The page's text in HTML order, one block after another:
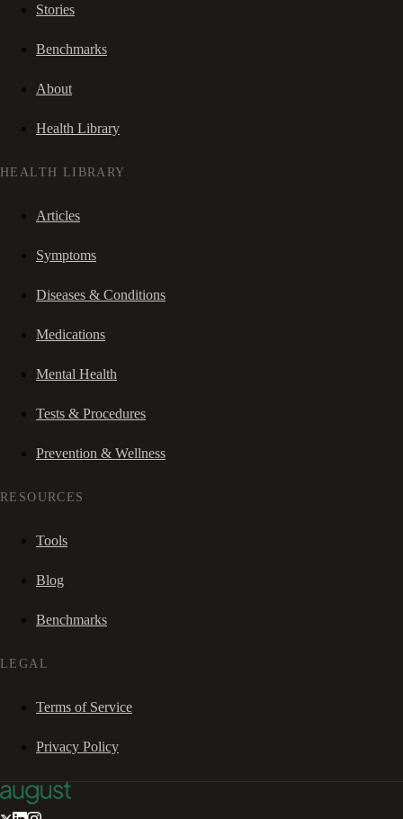
Stories
Benchmarks
About
Health Library
HEALTH LIBRARY
Articles
Symptoms
Diseases & Conditions
Medications
Mental Health
Tests & Procedures
Prevention & Wellness
RESOURCES
Tools
Blog
Benchmarks
LEGAL
Terms of Service
Privacy Policy